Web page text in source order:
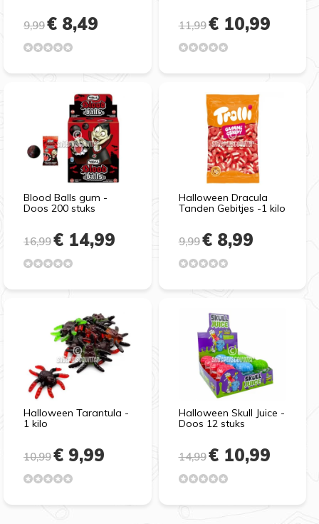
9,99€ 8,49 11,99€ 10,99
Blood Balls gum -
Doos 200 stuks
16,99€ 14,99
Halloween Dracula
Tanden Gebitjes -1 kilo
9,99€ 8,99
Halloween Tarantula -
1 kilo
10,99€ 9,99
Halloween Skull Juice -
Doos 12 stuks
14,99€ 10,99